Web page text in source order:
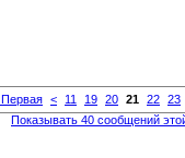
Первая < 11 19 20 21 22 23
Показывать 40 сообщений